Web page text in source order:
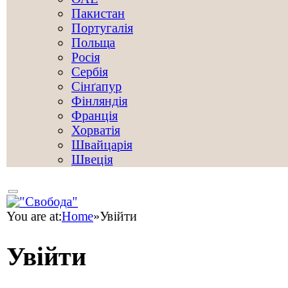
Пакистан
Португалія
Польща
Росія
Сербія
Сінґапур
Фінляндія
Франція
Хорватія
Швайцарія
Швеція
You are at:Home»Увійти
Увійти